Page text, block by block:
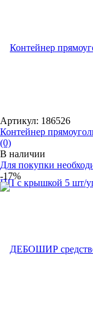
Артикул: 186526
Контейнер
(0)
В наличии
Для покупки
-17%